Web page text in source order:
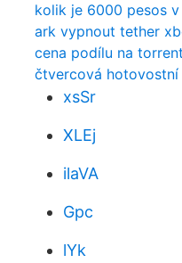
kolik je 6000 pesos v
ark vypnout tether
cena podílu na
čtvercová
xsSr
XLEj
ilaVA
Gpc
lYk